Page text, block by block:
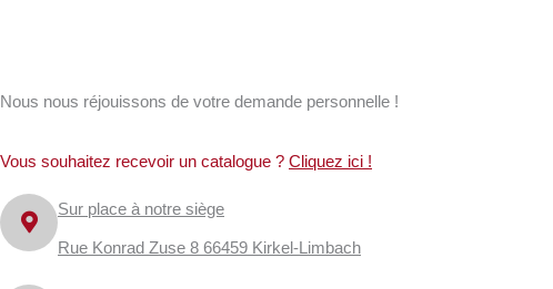
Nous nous réjouissons de votre demande personnelle !
Vous souhaitez recevoir un catalogue ? Cliquez ici !
Sur place à notre siège
Rue Konrad Zuse 8 66459 Kirkel-Limbach